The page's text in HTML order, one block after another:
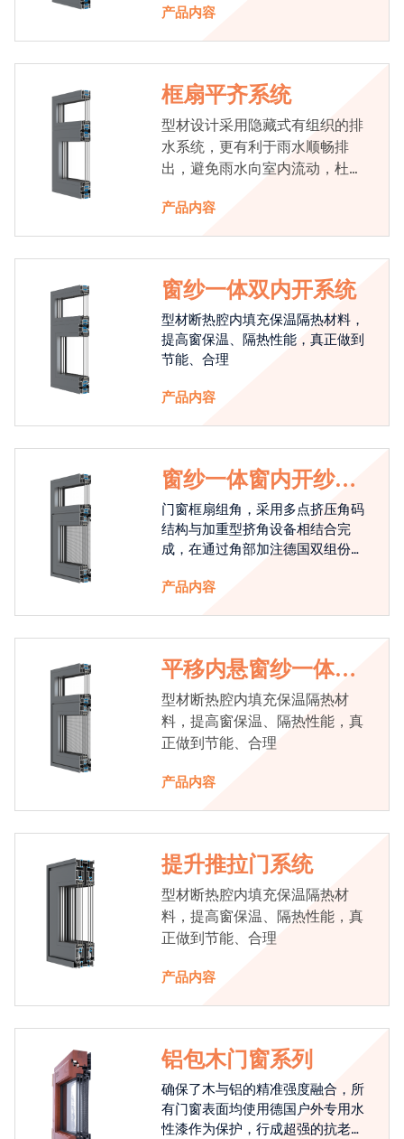
产品内容
框扇平齐系统
型材设计采用隐藏式有组织的排
水系统，更有利于雨水顺畅排
出，避免雨水向室内流动，杜绝
产品内容
窗纱一体双内开系统
型材断热腔内填充保温隔热材料，
提高窗保温、隔热性能，真正做到
节能、合理
产品内容
窗纱一体窗内开纱外
开系统
门窗框扇组角，采用多点挤压角码
结构与加重型挤角设备相结合完
成，在通过角部加注德国双组份胶
强度，促使窗使用寿命提升5-10
产品内容
平移内悬窗纱一体系
统
型材断热腔内填充保温隔热材
料，提高窗保温、隔热性能，真
正做到节能、合理
产品内容
提升推拉门系统
型材断热腔内填充保温隔热材
料，提高窗保温、隔热性能，真
正做到节能、合理
产品内容
铝包木门窗系列
确保了木与铝的精准强度融合，所
有门窗表面均使用德国户外专用水
性漆作为保护，行成超强的抗老化